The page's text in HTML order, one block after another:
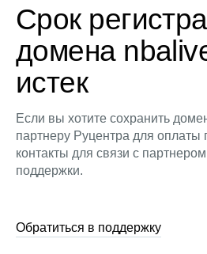
Срок
домена
истек
Если вы хотите сохранить
партнеру Руцентра для оплаты
контакты для связи с
поддержки.
Обратиться в поддержку